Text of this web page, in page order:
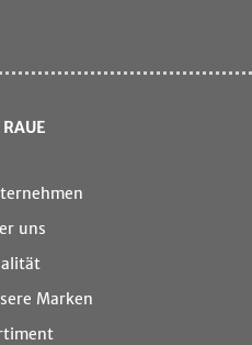
uns
Marken